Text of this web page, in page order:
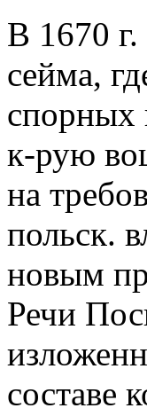
В 1670
сейма,
спорных
к-рую
на
польск.
новым
Речи
составе